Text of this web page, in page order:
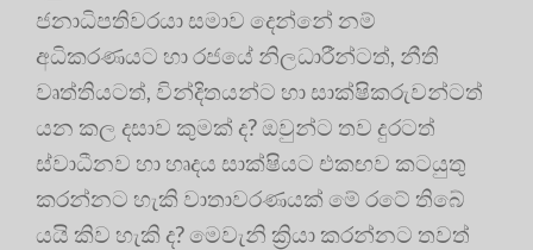
ජනාධිපතිවරයා සමාව දෙන්නේ නම්
අධිකරණයට හා රජයේ නිලධාරීන්ටත්, නීති
වෘත්තියටත්, වින්දිතයන්ට හා සාක්ෂිකරුවන්ටත්
යන කල දසාව කුමක් ද? ඔවුන්ට තව දුරටත්
ස්වාධීනව හා හෘදය සාක්ෂියට එකඟව කටයුතු
කරන්නට හැකි වාතාවරණයක් මේ රටේ තිබේ
යයි කිව හැකි ද? මෙවැනි ක්‍රියා කරන්නට තවත්